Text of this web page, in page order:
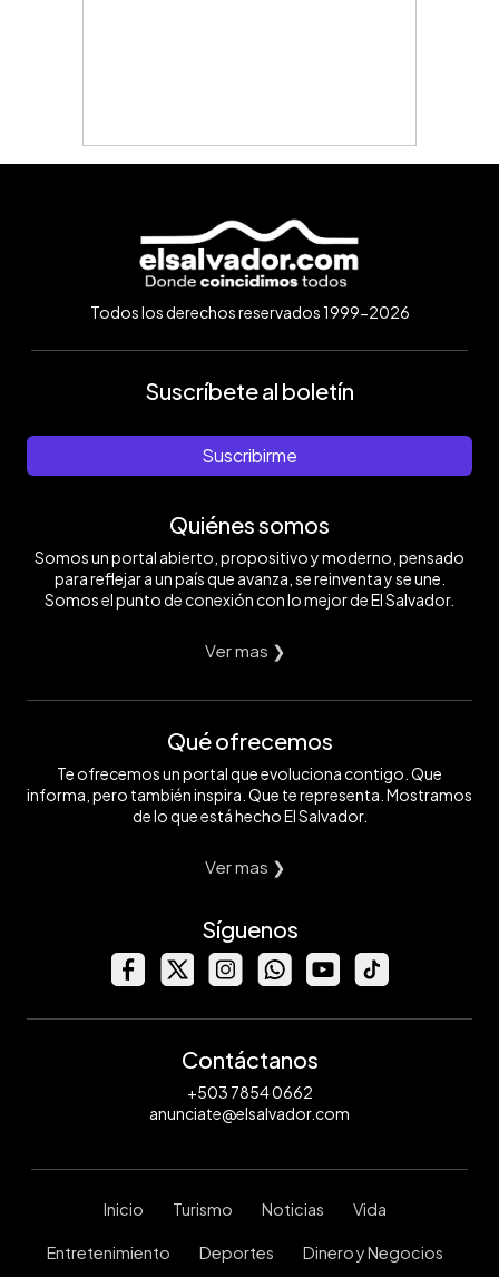
Todos los derechos reservados 1999-2026
Suscríbete al boletín
Suscribirme
Quiénes somos
Somos un portal abierto, propositivo y moderno, pensado
para reflejar a un país que avanza, se reinventa y se une.
Somos el punto de conexión con lo mejor de El Salvador.
Ver mas ❯
Qué ofrecemos
Te ofrecemos un portal que evoluciona contigo. Que
informa, pero también inspira. Que te representa. Mostramos
de lo que está hecho El Salvador.
Ver mas ❯
Síguenos
Contáctanos
+503 7854 0662
anunciate@elsalvador.com
Inicio Turismo Noticias Vida
Entretenimiento Deportes Dinero y Negocios